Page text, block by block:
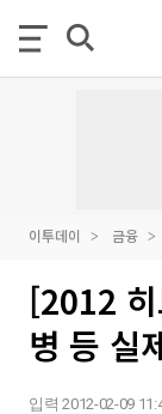
이투데이 금융
[2012 히
병 등 실
입력 2012-02-09